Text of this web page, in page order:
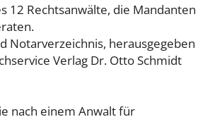
12 Rechtsanwälte, die Mandanten
Notarverzeichnis, herausgegeben
Verlag Dr. Otto Schmidt
nach einem Anwalt für